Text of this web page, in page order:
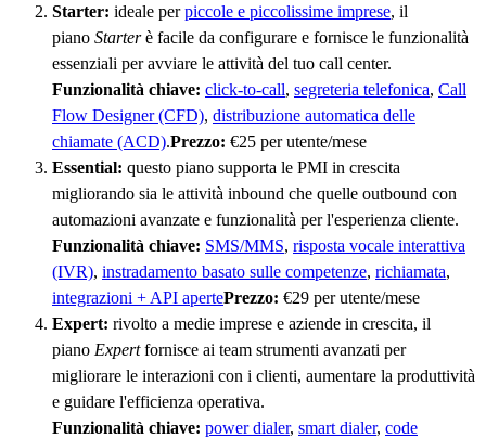
Starter: ideale perpiccole e piccolissime imprese, il
piano Starterè facile da configurare e fornisce le funzionalità
essenziali per avviare le attività del tuo call center.
Funzionalità chiave: click-to-call, segreteria telefonica, Call
Flow Designer (CFD), distribuzione automatica delle
chiamate (ACD).Prezzo: €25 per utente/mese
Essential: questo piano supporta le PMI in crescita
migliorando sia le attività inbound che quelle outbound con
automazioni avanzate e funzionalità per l'esperienza cliente.
Funzionalità chiave: SMS/MMS, risposta vocale interattiva
(IVR), instradamento basato sulle competenze, richiamata,
integrazioni + API apertePrezzo: €29 per utente/mese
Expert: rivolto a medie imprese e aziende in crescita, il
piano Expertfornisce ai team strumenti avanzati per
migliorare le interazioni con i clienti, aumentare la produttività
e guidare l'efficienza operativa.
Funzionalità chiave: power dialer, smart dialer, code